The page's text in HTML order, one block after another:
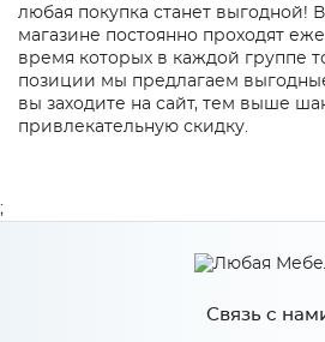
любая покупка станет выгодной!
магазине постоянно проходят
время которых в каждой группе
позиции мы предлагаем
вы заходите на сайт, тем выше
привлекательную скидку.
Связь с
;